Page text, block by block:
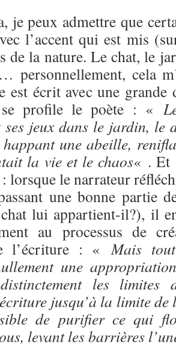
je peux admettre que
l’accent qui est mis
de la nature. Le chat, le
personnellement, cela
est écrit avec une grande
se profile le poète : «
jeux dans le jardin, le
une abeille,
la vie et le chaos« . Et
lorsque le narrateur
une bonne partie
lui appartient-il?), il
au processus de
l’écriture : «Mais
une
les limites
jusqu’à la limite de
de purifier ce qui
levant les barrières